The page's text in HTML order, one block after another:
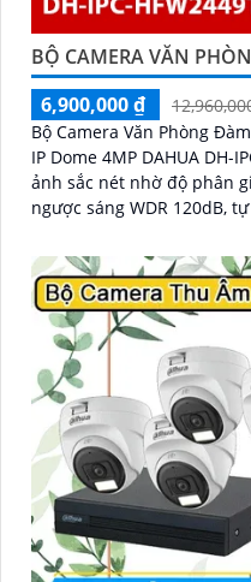
BỘ CAMERA VĂN
6,900,000 ₫
Bộ Camera Văn Phòng
IP Dome 4MP DAHUA DH-
ảnh sắc nét nhờ độ phân
ngược sáng WDR 120dB,
chiếu sáng kép LED ánh
cùng tính năng phát hiện
quả ngày đêm